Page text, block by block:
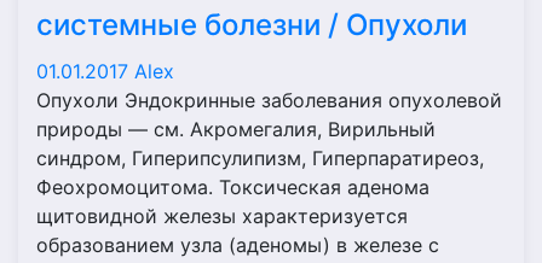
системные болезни / Опухоли
01.01.2017 Alex
Опухоли Эндокринные заболевания опухолевой
природы — см. Акромегалия, Вирильный
синдром, Гиперипсулипизм, Гиперпаратиреоз,
Феохромоцитома. Токсическая аденома
щитовидной железы характеризуется
образованием узла (аденомы) в железе с